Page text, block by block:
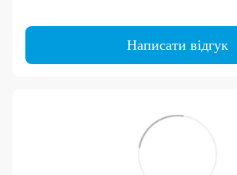
Написати відгук